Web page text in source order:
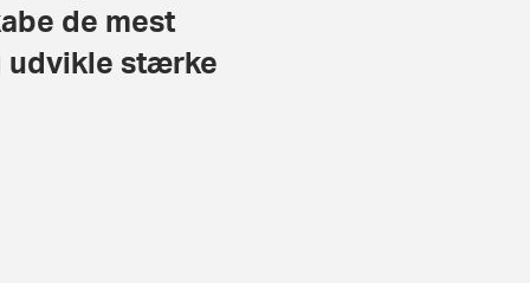
de mest
udvikle stærke